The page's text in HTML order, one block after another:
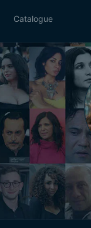
Catalogue